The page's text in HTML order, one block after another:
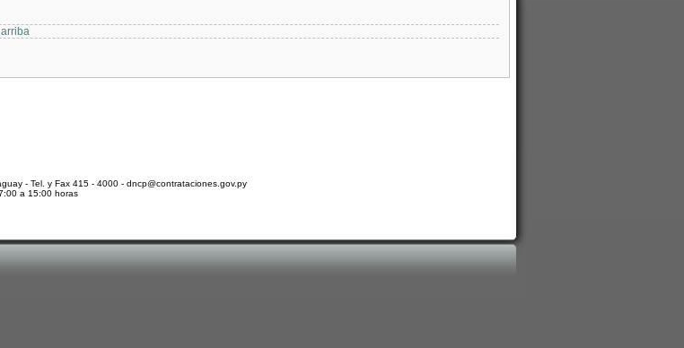
- Tel. y Fax 415 - 4000 - dncp@contrataciones.gov.py
a 15:00 horas